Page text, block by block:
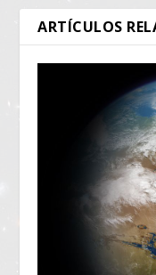
ARTÍCULOS